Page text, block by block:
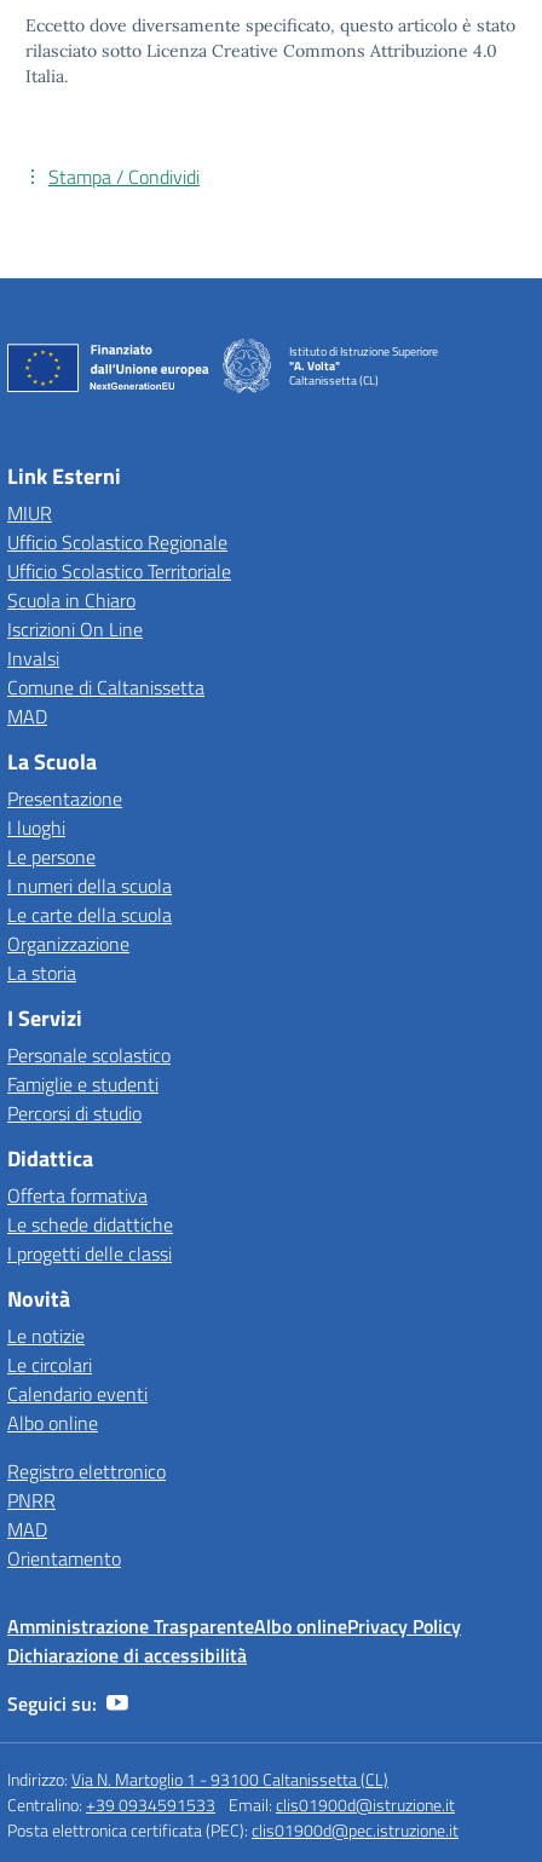
Eccetto dove diversamente specificato, questo articolo è stato
rilasciato sotto Licenza Creative Commons Attribuzione 4.0
Italia.
Stampa / Condividi
Istituto di Istruzione Superiore
"A. Volta"
Caltanissetta (CL)
Link Esterni
MIUR
Ufficio Scolastico Regionale
Ufficio Scolastico Territoriale
Scuola in Chiaro
Iscrizioni On Line
Invalsi
Comune di Caltanissetta
MAD
La Scuola
Presentazione
I luoghi
Le persone
I numeri della scuola
Le carte della scuola
Organizzazione
La storia
I Servizi
Personale scolastico
Famiglie e studenti
Percorsi di studio
Didattica
Offerta formativa
Le schede didattiche
I progetti delle classi
Novità
Le notizie
Le circolari
Calendario eventi
Albo online
Registro elettronico
PNRR
MAD
Orientamento
Amministrazione TrasparenteAlbo onlinePrivacy Policy
Dichiarazione di accessibilità
Seguici su:
Indirizzo:Via N. Martoglio 1 - 93100 Caltanissetta (CL)
Centralino:+39 0934591533 Email:clis01900d@istruzione.it
Posta elettronica certificata (PEC):clis01900d@pec.istruzione.it